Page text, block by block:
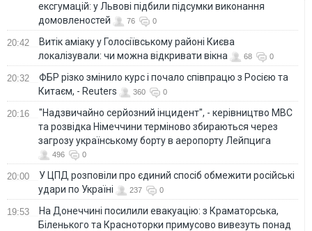
ексгумацій: у Львові підбили підсумки виконання
домовленостей
76 0
20:42
Витік аміаку у Голосіївському районі Києва
локалізували: чи можна відкривати вікна
68 0
20:32
ФБР різко змінило курс і почало співпрацю з Росією та
Китаєм, - Reuters
360 0
20:16
"Надзвичайно серйозний інцидент", - керівництво МВС
та розвідка Німеччини терміново збираються через
загрозу українському борту в аеропорту Лейпцига
496 0
20:00
У ЦПД розповіли про єдиний спосіб обмежити російські
удари по Україні
237 0
19:53
На Донеччині посилили евакуацію: з Краматорська,
Біленького та Красноторки примусово вивезуть понад